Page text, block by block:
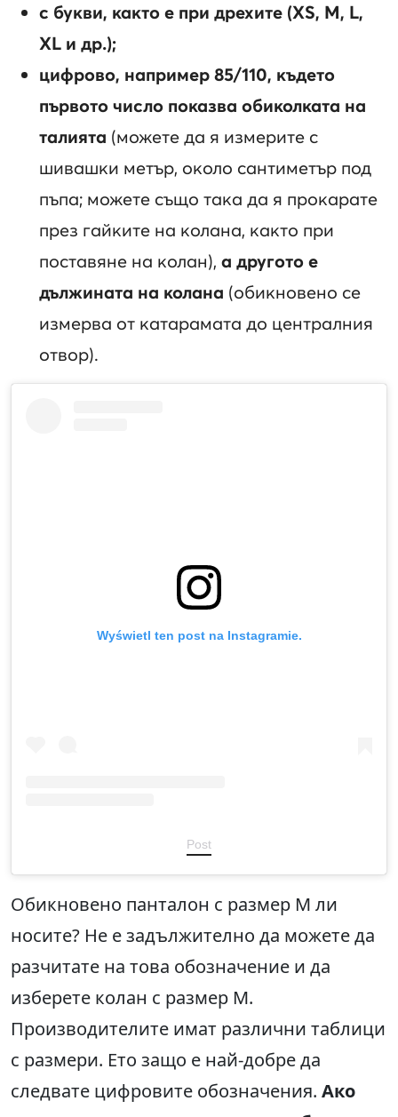
с букви, както е при дрехите (XS, M, L,
XL и др.);
цифрово, например 85/110, където
първото число показва обиколката на
талията (можете да я измерите с
шивашки метър, около сантиметър под
пъпа; можете също така да я прокарате
през гайките на колана, както при
поставяне на колан), а другото е
дължината на колана (обикновено се
измерва от катарамата до централния
отвор).
Wyświetl ten post na Instagramie.
Post
Обикновено панталон с размер М ли
носите? Не е задължително да можете да
разчитате на това обозначение и да
изберете колан с размер M.
Производителите имат различни таблици
с размери. Ето защо е най-добре да
следвате цифровите обозначения. Ако